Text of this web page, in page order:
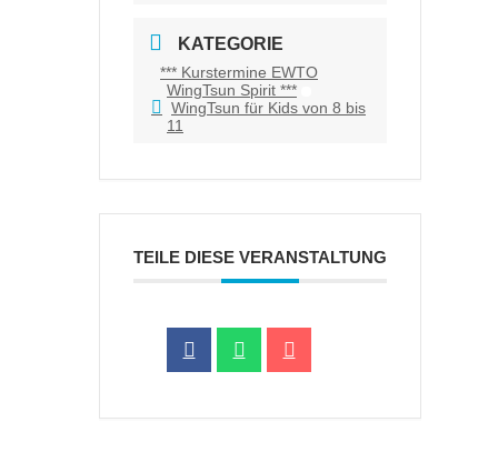
KATEGORIE
*** Kurstermine EWTO
WingTsun Spirit ***
WingTsun für Kids von 8 bis
11
TEILE DIESE VERANSTALTUNG